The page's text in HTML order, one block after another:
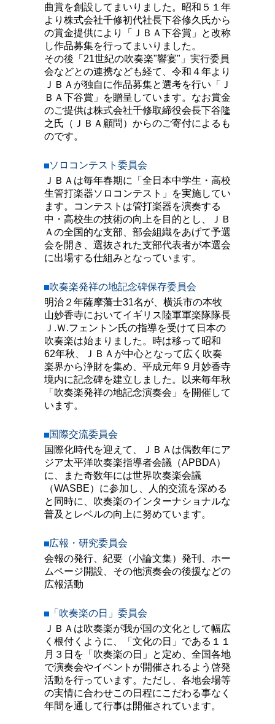
曲賞を創設してまいりました。昭和５１年
より株式会社千修初代社長下谷修久氏から
の賞金提供により「ＪＢＡ下谷賞」と改称
し作品募集を行ってまいりました。
その後「21世紀の吹奏楽"響宴"」実行委員
会などとの連携なども経て、令和４年より
ＪＢＡが独自に作品募集と選考を行い「Ｊ
ＢＡ下谷賞」を贈呈しています。なお賞金
のご提供は株式会社千修取締役会長下谷隆
之氏（ＪＢＡ顧問）からのご寄付によるも
のです。
ソロコンテスト委員会
ＪＢＡは毎年春期に「全日本中学生・高校
生管打楽器ソロコンテスト」を実施してい
ます。コンテストは管打楽器を演奏する
中・高校生の技術の向上を目的とし、ＪＢ
Ａの全国的な支部、部会組織をあげて予選
会を開き、選抜された支部代表者が本選会
に出場する仕組みとなっています。
吹奏楽発祥の地記念碑保存委員会
明治２年薩摩藩士31名が、横浜市の本牧
山妙香寺においてイギリス陸軍軍楽隊隊長
Ｊ.Ｗ.フェントン氏の指導を受けて日本の
吹奏楽は始まりました。時は移って昭和
62年秋、ＪＢＡが中心となって広く吹奏
楽界から浄財を集め、平成元年９月妙香寺
境内に記念碑を建立しました。以来毎年秋
「吹奏楽発祥の地記念演奏会」を開催して
います。
国際交流委員会
国際化時代を迎えて、ＪＢＡは偶数年にア
ジア太平洋吹奏楽指導者会議（APBDA）
に、また奇数年には世界吹奏楽会議
（WASBE）に参加し、人的交流を深める
と同時に、吹奏楽のインターナショナルな
普及とレベルの向上に努めています。
広報・研究委員会
会報の発行、紀要（小論文集）発刊、ホー
ムページ開設、その他演奏会の後援などの
広報活動
「吹奏楽の日」委員会
ＪＢＡは吹奏楽が我が国の文化として幅広
く根付くように、「文化の日」である１１
月３日を「吹奏楽の日」と定め、全国各地
で演奏会やイベントが開催されるよう啓発
活動を行っています。ただし、各地会場等
の実情に合わせこの日程にこだわる事なく
年間を通して行事は開催されています。